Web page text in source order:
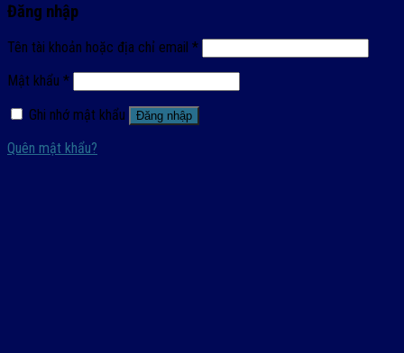
Đăng nhập
Tên tài khoản hoặc địa chỉ email *
Mật khẩu *
Ghi nhớ mật khẩu
Đăng nhập
Quên mật khẩu?